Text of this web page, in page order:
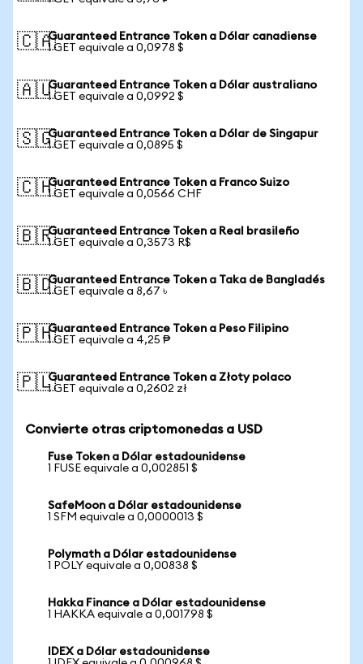
🇨🇦Guaranteed Entrance Token a Dólar canadiense
1 GET equivale a 0,0978 $
🇦🇺Guaranteed Entrance Token a Dólar australiano
1 GET equivale a 0,0992 $
🇸🇬Guaranteed Entrance Token a Dólar de Singapur
1 GET equivale a 0,0895 $
🇨🇭Guaranteed Entrance Token a Franco Suizo
1 GET equivale a 0,0566 CHF
🇧🇷Guaranteed Entrance Token a Real brasileño
1 GET equivale a 0,3573 R$
🇧🇩Guaranteed Entrance Token a Taka de Bangladés
1 GET equivale a 8,67 ৳
🇵🇭Guaranteed Entrance Token a Peso Filipino
1 GET equivale a 4,25 ₱
🇵🇱Guaranteed Entrance Token a Złoty polaco
1 GET equivale a 0,2602 zł
Convierte otras criptomonedas a USD
Fuse Token a Dólar estadounidense
1 FUSE equivale a 0,002851 $
SafeMoon a Dólar estadounidense
1 SFM equivale a 0,0000013 $
Polymath a Dólar estadounidense
1 POLY equivale a 0,00838 $
Hakka Finance a Dólar estadounidense
1 HAKKA equivale a 0,001798 $
IDEX a Dólar estadounidense